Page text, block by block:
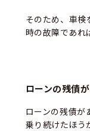
そのため、車検
時の故障であれ
ローンの残債
ローンの残債が
乗り続けたほう